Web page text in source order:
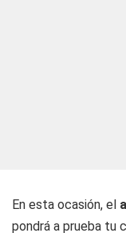
En esta ocasión, el
pondrá a prueba tu